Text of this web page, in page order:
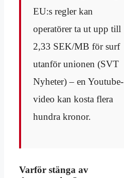
EU:s regler kan
operatörer ta ut upp till
2,33 SEK/MB för surf
utanför unionen (SVT
Nyheter) – en Youtube-
video kan kosta flera
hundra kronor.
Varför stänga av